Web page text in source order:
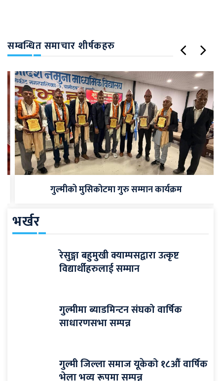
सम्बन्धित समाचार शीर्षकहरु
गुल्मीको मुसिकोटमा गुरु सम्मान कार्यक्रम
भर्खर
रेसुङ्गा बहुमुखी क्याम्पसद्वारा उत्कृष्ट
विद्यार्थीहरुलाई सम्मान
गुल्मीमा ब्याडमिन्टन संघको वार्षिक
साधारणसभा सम्पन्न
गुल्मी जिल्ला समाज यूकेको १८औँ वार्षिक